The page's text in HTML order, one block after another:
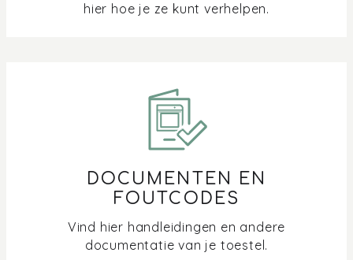
hier hoe je ze kunt verhelpen.
DOCUMENTEN EN
FOUTCODES
Vind hier handleidingen en andere
documentatie van je toestel.